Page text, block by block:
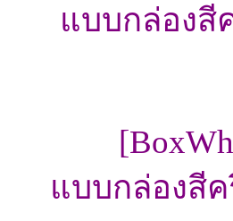
แบบกล่องสี
แบบกล่องสี